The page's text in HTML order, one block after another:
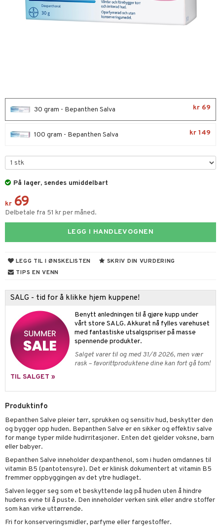
30 gram - Bepanthen Salva kr 69
100 gram - Bepanthen Salva kr 149
På lager, sendes umiddelbart
kr 69
Delbetale fra 51 kr per måned.
LEGG I HANDLEVOGNEN
LEGG TIL I ØNSKELISTEN
SKRIV DIN VURDERING
TIPS EN VENN
SALG - tid for å klikke hjem kuppene!
Benytt anledningen til å gjøre kupp under
vårt store SALG. Akkurat nå fylles varehuset
med fantastiske utsalgspriser på masse
spennende produkter.
Salget varer til og med 31/8 2026, men vær
rask – favorittproduktene dine kan fort gå tom!
TIL SALGET »
Produktinfo
Bepanthen Salve pleier tørr, sprukken og sensitiv hud, beskytter den
og bygger opp huden. Bepanthen Salve er en sikker og effektiv salve
for mange typer milde hudirritasjoner. Enten det gjelder voksne, barn
eller babyer.
Bepanthen Salve inneholder dexpanthenol, som i huden omdannes til
vitamin B5 (pantotensyre). Det er klinisk dokumentert at vitamin B5
fremmer oppbyggingen av det ytre hudlaget.
Salven legger seg som et beskyttende lag på huden uten å hindre
hudens evne til å puste. Den inneholder verken sink eller andre stoffer
som kan virke uttørrende.
Fri for konserveringsmidler, parfyme eller fargestoffer.
& Flasker
& Bitt
& Feber
& Heshet
nese
& Amming
& Innlegg
hud
hud& Balsam
hud
hudpleie
Føtter
sårplaster
& Tilbehør
lekkasje
& Kløe
høynende
i form
& Spray
børste
& Tannpirkere
Styrke
& 6
& Sårpleie
Stikk
Teip
Varme
& Mineraler
K
& svar